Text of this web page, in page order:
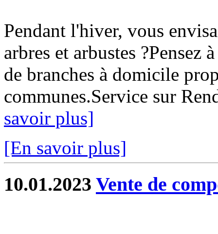
Pendant l'hiver, vous
arbres et arbustes ?Pensez
de branches à domicile
communes.Service sur
savoir plus]
[En savoir plus]
10.01.2023 Vente de